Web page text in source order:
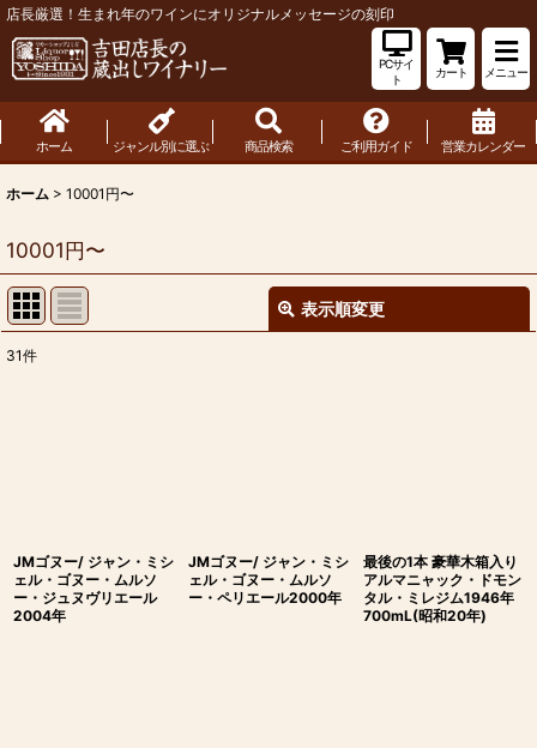
店長厳選！生まれ年のワインにオリジナルメッセージの刻印
PCサイ
ト
カート メニュー
ホーム ジャンル別に選ぶ 商品検索 ご利用ガイド 営業カレンダー
ホーム > 10001円〜
10001円〜
表示順変更
31件
JMゴヌー/ ジャン・ミシ
ェル・ゴヌー・ムルソ
ー・ジュヌヴリエール
2004年
JMゴヌー/ ジャン・ミシ
ェル・ゴヌー・ムルソ
ー・ペリエール2000年
最後の1本 豪華木箱入り
アルマニャック・ドモン
タル・ミレジム1946年
700mL(昭和20年)